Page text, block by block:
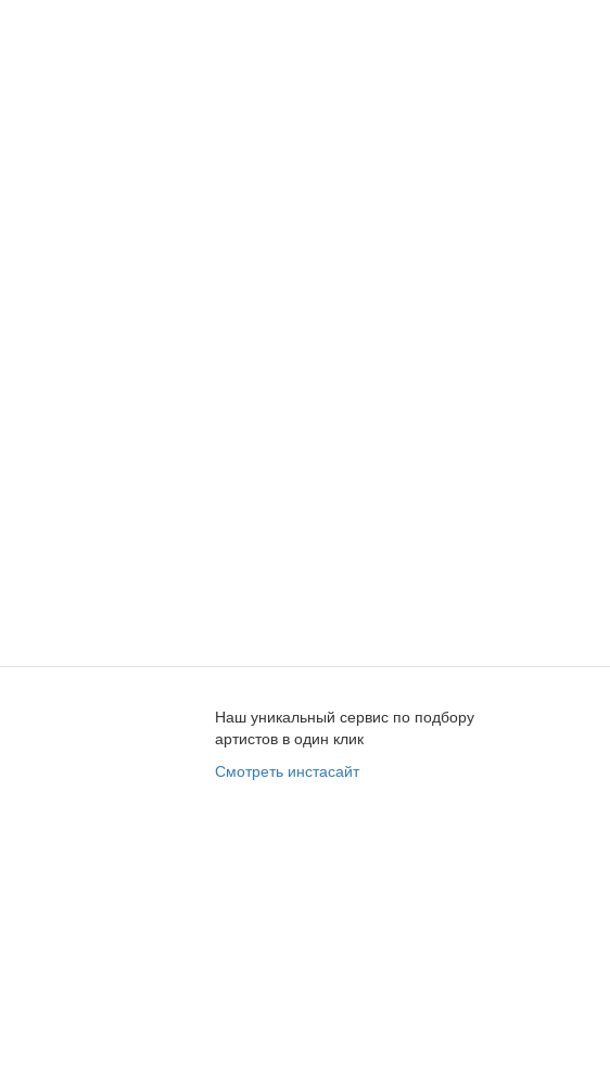
Наш уникальный сервис по подбору
артистов в один клик
Смотреть инстасайт